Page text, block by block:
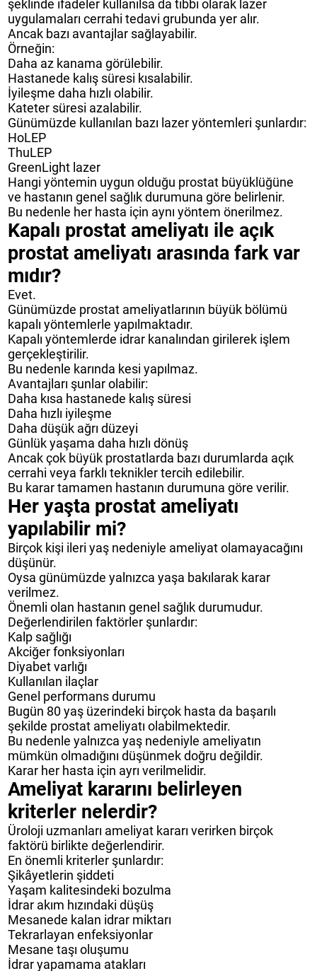
şeklinde ifadeler kullanılsa da tıbbi olarak lazer
uygulamaları cerrahi tedavi grubunda yer alır.
Ancak bazı avantajlar sağlayabilir.
Örneğin:
Daha az kanama görülebilir.
Hastanede kalış süresi kısalabilir.
İyileşme daha hızlı olabilir.
Kateter süresi azalabilir.
Günümüzde kullanılan bazı lazer yöntemleri şunlardır:
HoLEP
ThuLEP
GreenLight lazer
Hangi yöntemin uygun olduğu prostat büyüklüğüne
ve hastanın genel sağlık durumuna göre belirlenir.
Bu nedenle her hasta için aynı yöntem önerilmez.
Kapalı prostat ameliyatı ile açık
prostat ameliyatı arasında fark var
mıdır?
Evet.
Günümüzde prostat ameliyatlarının büyük bölümü
kapalı yöntemlerle yapılmaktadır.
Kapalı yöntemlerde idrar kanalından girilerek işlem
gerçekleştirilir.
Bu nedenle karında kesi yapılmaz.
Avantajları şunlar olabilir:
Daha kısa hastanede kalış süresi
Daha hızlı iyileşme
Daha düşük ağrı düzeyi
Günlük yaşama daha hızlı dönüş
Ancak çok büyük prostatlarda bazı durumlarda açık
cerrahi veya farklı teknikler tercih edilebilir.
Bu karar tamamen hastanın durumuna göre verilir.
Her yaşta prostat ameliyatı
yapılabilir mi?
Birçok kişi ileri yaş nedeniyle ameliyat olamayacağını
düşünür.
Oysa günümüzde yalnızca yaşa bakılarak karar
verilmez.
Önemli olan hastanın genel sağlık durumudur.
Değerlendirilen faktörler şunlardır:
Kalp sağlığı
Akciğer fonksiyonları
Diyabet varlığı
Kullanılan ilaçlar
Genel performans durumu
Bugün 80 yaş üzerindeki birçok hasta da başarılı
şekilde prostat ameliyatı olabilmektedir.
Bu nedenle yalnızca yaş nedeniyle ameliyatın
mümkün olmadığını düşünmek doğru değildir.
Karar her hasta için ayrı verilmelidir.
Ameliyat kararını belirleyen
kriterler nelerdir?
Üroloji uzmanları ameliyat kararı verirken birçok
faktörü birlikte değerlendirir.
En önemli kriterler şunlardır:
Şikâyetlerin şiddeti
Yaşam kalitesindeki bozulma
İdrar akım hızındaki düşüş
Mesanede kalan idrar miktarı
Tekrarlayan enfeksiyonlar
Mesane taşı oluşumu
İdrar yapamama atakları